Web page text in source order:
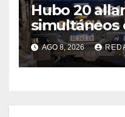
Hubo 20
simultáneos
frontera de
Godoy Cruz
AGO 8, 2026